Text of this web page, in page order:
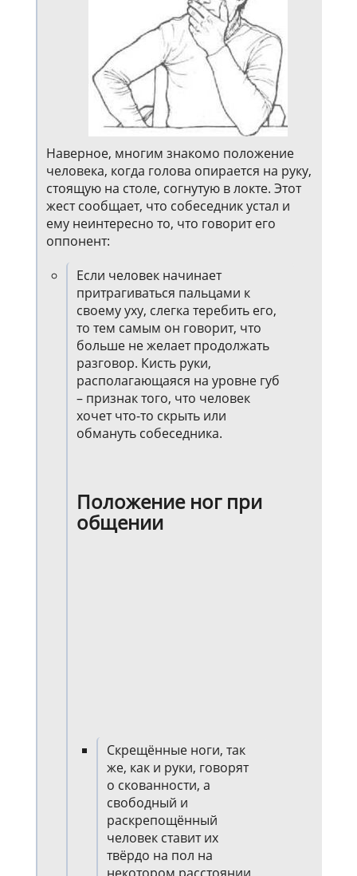
Наверное, многим знакомо положение
человека, когда голова опирается на руку,
стоящую на столе, согнутую в локте. Этот
жест сообщает, что собеседник устал и
ему неинтересно то, что говорит его
оппонент:
Если человек начинает
притрагиваться пальцами к
своему уху, слегка теребить его,
то тем самым он говорит, что
больше не желает продолжать
разговор. Кисть руки,
располагающаяся на уровне губ
– признак того, что человек
хочет что-то скрыть или
обмануть собеседника.
Положение ног при
общении
Скрещённые ноги, так
же, как и руки, говорят
о скованности, а
свободный и
раскрепощённый
человек ставит их
твёрдо на пол на